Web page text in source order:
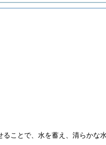
ことで、水を蓄え、清らかな